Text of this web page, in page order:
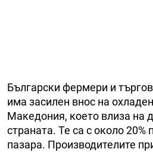
Български фермери и
има засилен внос на
Македония, което влиза на
страната. Те са с около 20%
пазара. Производителите